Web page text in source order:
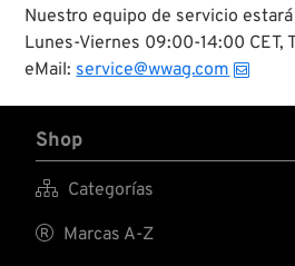
Nuestro equipo de servicio
Lunes-Viernes 09:00-14:00 CET,
eMail: service@wwag.com
Shop
 Categorías
 Marcas A-Z